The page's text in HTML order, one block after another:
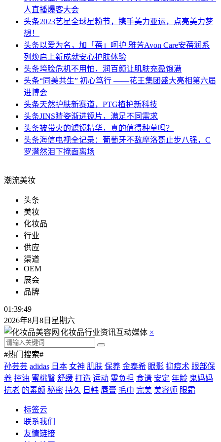
人直播爆客大会
头条2023艺星全球星粉节，携手美力亚运，点亮美力梦
想！
头条以爱为名，加「蓓」呵护 雅芳Avon Care安蓓润系
列焕启上新成就安心护肤体验
头条垮脸危机不用怕，润百颜让肌肤充盈饱满
头条“同美共生” 初心笃行 ——花王集团盛大亮相第六届
进博会
头条天然护肤新赛道，PTG植护新科技
头条JINS睛姿渐进镜片，满足不同需求
头条被带火的滤镜精华，真的值得种草吗？
头条海信电视全记录：葡萄牙不敌摩洛哥止步八强，C
罗潸然泪下掩面离场
潮流美妆
头条
美妆
化妆品
行业
供应
渠道
OEM
展会
品牌
01:39:49
2026年8月8日星期六
×
#热门搜索#
孙芸芸 adidas 日本 女神 肌肤 保养 金泰希 眼影 抑痘术 眼部保
养 控油 蜜桃臀 舒缓 打造 运动 零负担 食谱 安定 年龄 鬼妈妈
抗老 的素颜 秘密 持久 日韩 唇膏 毛巾 完美 美容师 眼霜
标签云
联系我们
友情链接